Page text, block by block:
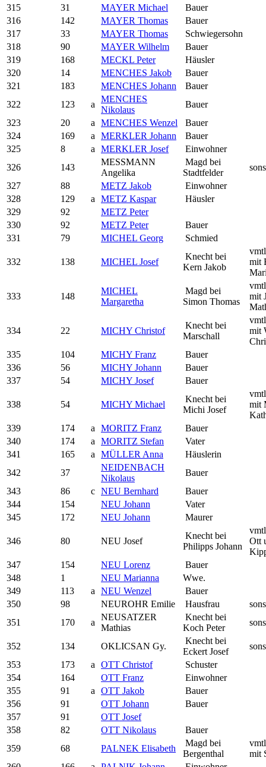
315
31 MAYER Michael
Bauer
316
142 MAYER Thomas
Bauer
317
33 MAYER Thomas
Schwiegersohn
318
90 MAYER Wilhelm
Bauer
319
168 MECKL Peter
Häusler
320
14 MENCHES Jakob
Bauer
321
183 MENCHES Johann
Bauer
322
123 a
MENCHES
Nikolaus
Bauer
323
20 a MENCHES Wenzel
Bauer
324
169 a MERKLER Johann
Bauer
325
8 a MERKLER Josef
Einwohner
326
143
MESSMANN
Angelika
Magd bei
Stadtfelder
327
88 METZ Jakob
Einwohner
328
129 a METZ Kaspar
Häusler
329
92
METZ Peter
330
92 METZ Peter
Bauer
331
79 MICHEL Georg Schmied
332 138 MICHEL Josef
Knecht bei
Kern Jakob
mit
333 148
MICHEL
Margaretha
Magd bei
Simon Thomas
mit
334 22 MICHY Christof
Knecht bei
Marschall
mit
335
104 MICHY Franz
Bauer
336
56 MICHY Johann
Bauer
337
54 MICHY Josef Bauer
338 54 MICHY Michael
Knecht bei
Michi Josef
mit
339
174 a MORITZ Franz
Bauer
340
174 a MORITZ Stefan
Vater
341
165 a MÜLLER Anna
Häuslerin
342
37
NEIDENBACH
Nikolaus
Bauer
343
86 c NEU Bernhard
Bauer
344
154 NEU Johann
Vater
345
172 NEU Johann Maurer
346 80 NEU Josef
Knecht bei
Philipps Johann
Ott
347
154 NEU Lorenz
Bauer
348
1 NEU Marianna
Wwe.
349
113 a NEU Wenzel
Bauer
350
98 NEUROHR Emilie Hausfrau
351
170 a
NEUSATZER
Mathias
Knecht bei
Koch Peter
352 134 OKLICSAN Gy.
Knecht bei
Eckert Josef
353
173 a OTT Christof
Schuster
354
164 OTT Franz
Einwohner
355
91 a OTT Jakob
Bauer
356
91 OTT Johann
Bauer
357
91
OTT Josef
358
82 OTT Nikolaus
Bauer
359
68 PALNEK Elisabeth
Magd bei
Bergenthal
mit